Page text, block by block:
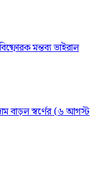
মন্তব্য ভাইরাল
বাড়ল স্বর্ণের (৬ আগস্ট